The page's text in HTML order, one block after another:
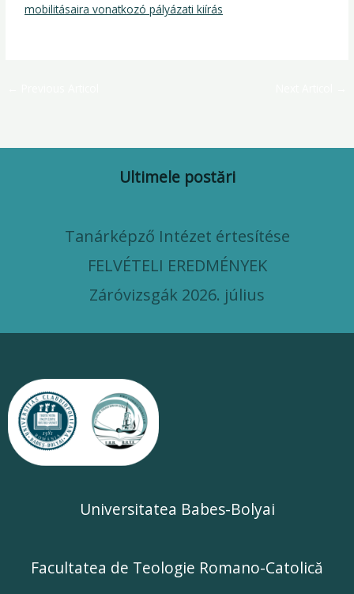
mobilitásaira vonatkozó pályázati kiírás
Ultimele postări
Tanárképző Intézet értesítése
FELVÉTELI EREDMÉNYEK
Záróvizsgák 2026. július
Universitatea Babes-Bolyai
Facultatea de Teologie Romano-Catolică